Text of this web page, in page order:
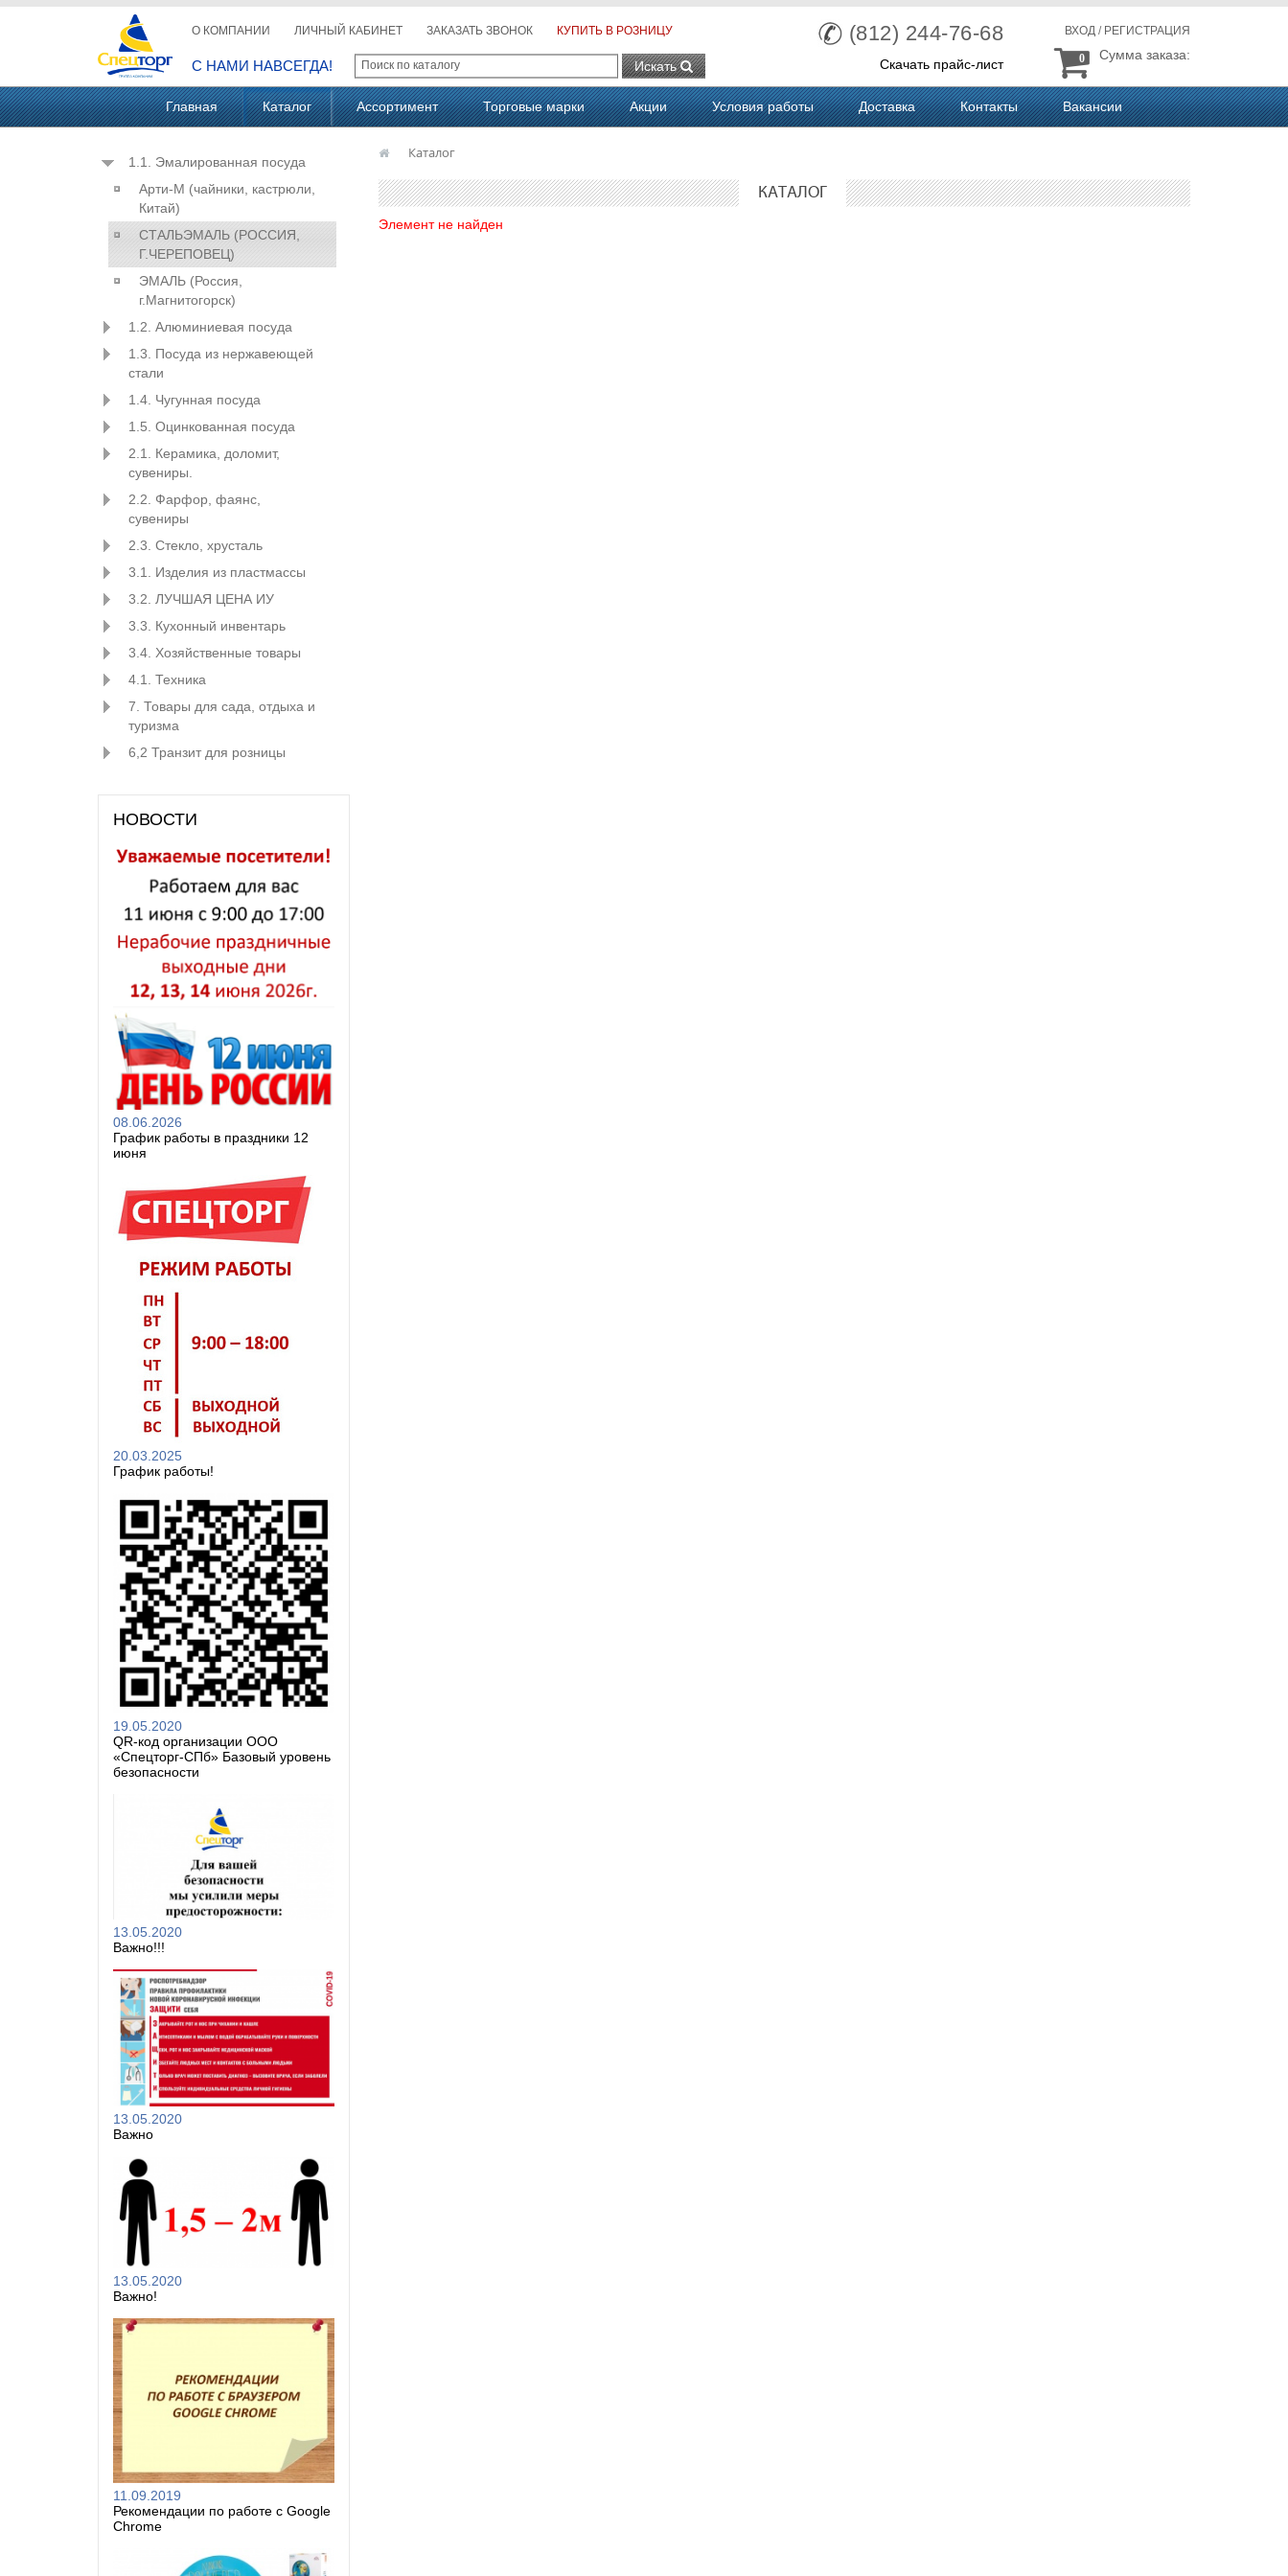
О КОМПАНИИ ЛИЧНЫЙ КАБИНЕТ ЗАКАЗАТЬ ЗВОНОК КУПИТЬ В РОЗНИЦУ
С НАМИ НАВСЕГДА! Искать
(812) 244-76-68
Скачать прайс-лист
ВХОД / РЕГИСТРАЦИЯ
Сумма заказа:
0
Главная Каталог Ассортимент Торговые марки Акции Условия работы Доставка Контакты Вакансии
1.1. Эмалированная посуда
Арти-М (чайники, кастрюли,
Китай)
СТАЛЬЭМАЛЬ (РОССИЯ,
Г.ЧЕРЕПОВЕЦ)
ЭМАЛЬ (Россия,
г.Магнитогорск)
1.2. Алюминиевая посуда
1.3. Посуда из нержавеющей
стали
1.4. Чугунная посуда
1.5. Оцинкованная посуда
2.1. Керамика, доломит,
сувениры.
2.2. Фарфор, фаянс,
сувениры
2.3. Стекло, хрусталь
3.1. Изделия из пластмассы
3.2. ЛУЧШАЯ ЦЕНА ИУ
3.3. Кухонный инвентарь
3.4. Хозяйственные товары
4.1. Техника
7. Товары для сада, отдыха и
туризма
6,2 Транзит для розницы
НОВОСТИ
08.06.2026
График работы в праздники 12
июня
20.03.2025
График работы!
19.05.2020
QR-код организации ООО
«Спецторг-СПб» Базовый уровень
безопасности
13.05.2020
Важно!!!
13.05.2020
Важно
13.05.2020
Важно!
11.09.2019
Рекомендации по работе с Google
Chrome
Каталог
КАТАЛОГ
Элемент не найден